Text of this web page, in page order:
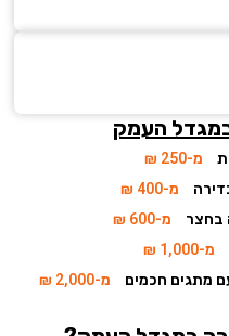
העמק
₪
מ-400 ₪
מ-600 ₪
מ-2,000 ₪